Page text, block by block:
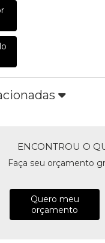
ENCONTROU O
Faça seu orçamento
Quero meu
orçamento